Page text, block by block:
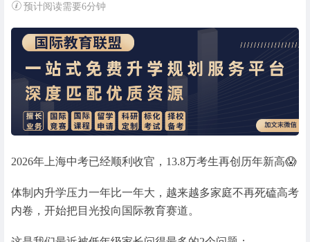
预计阅读需要6分钟
2026年上海中考已经顺利收官，13.8万考生再创历年新高😱
体制内升学压力一年比一年大，越来越多家庭不再死磕高考
内卷，开始把目光投向国际教育赛道。